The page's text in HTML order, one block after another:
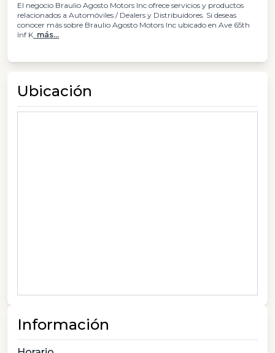
El negocio Braulio Agosto Motors Inc ofrece servicios y productos
relacionados a Automóviles / Dealers y Distribuidores. Si deseas
conocer más sobre Braulio Agosto Motors Inc ubicado en Ave 65th
Inf K más...
Ubicación
Información